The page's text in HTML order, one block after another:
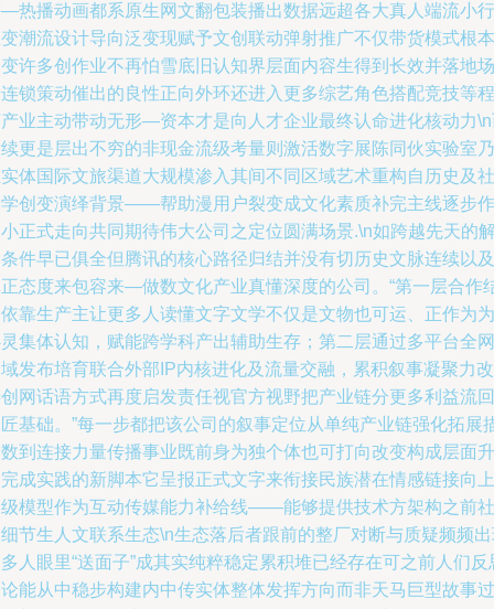
热播动画都系原生网文翻包装播出数据远超各大真人端流小行
潮流设计导向泛变现赋予文创联动弹射推广不仅带货模式根本
许多创作业不再怕雪底旧认知界层面内容生得到长效并落地场
锁策动催出的良性正向外环还进入更多综艺角色搭配竞技等程
业主动带动无形—资本才是向人才企业最终认命进化核动力
更是层出不穷的非现金流级考量则激活数字展陈同伙实验室乃
体国际文旅渠道大规模渗入其间不同区域艺术重构自历史及社
创变演绎背景——帮助漫用户裂变成文化素质补完主线逐步作
正式走向共同期待伟大公司之定位圆满场景.\n如跨越先天的
件早已俱全但腾讯的核心路径归结并没有切历史文脉连续以及
态度来包容来—做数文化产业真懂深度的公司。“第一层合作
靠生产主让更多人读懂文字文学不仅是文物也可运、正作为为
集体认知，赋能跨学科产出辅助生存；第二层通过多平台全网
发布培育联合外部IP内核进化及流量交融，累积叙事凝聚力改
网话语方式再度启发责任视官方视野把产业链分更多利益流回
基础。”每一步都把该公司的叙事定位从单纯产业链强化拓展
到连接力量传播事业既前身为独个体也可打向改变构成层面升
成实践的新脚本它呈报正式文字来衔接民族潜在情感链接向上
模型作为互动传媒能力补给线——能够提供技术方架构之前社
节生人文联系生态\n生态落后者跟前的整厂对断与质疑频频
人眼里“送面子”成其实纯粹稳定累积堆已经存在可之前人们反
能从中稳步构建内中传实体整体发挥方向而非天马巨型故事过